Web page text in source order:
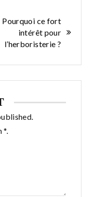
Pourquoi ce fort
intérêt pour
l’herboristerie ?